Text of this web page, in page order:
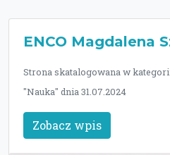
ENCO Magdalena
Strona skatalogowana w
"Nauka" dnia 31.07.2024
Zobacz wpis